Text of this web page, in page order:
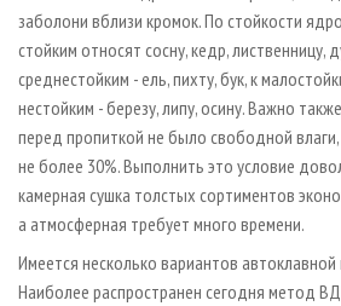
заболони вблизи кромок. По стойкости
стойким относят сосну, кедр, лиственницу,
среднестойким - ель, пихту, бук, к
нестойким - березу, липу, осину. Важно
перед пропиткой не было свободной
не более 30%. Выполнить это условие
камерная сушка толстых сортиментов
а атмосферная требует много времени.
Имеется несколько вариантов
Наиболее распространен сегодня метод